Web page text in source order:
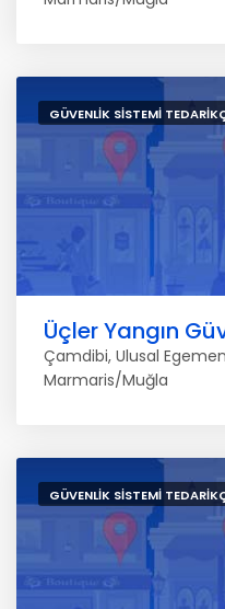
GÜVENLIK SISTEMI
Üçler Yangın
Çamdibi, Ulusal
Marmaris/Muğla
GÜVENLIK SISTEMI